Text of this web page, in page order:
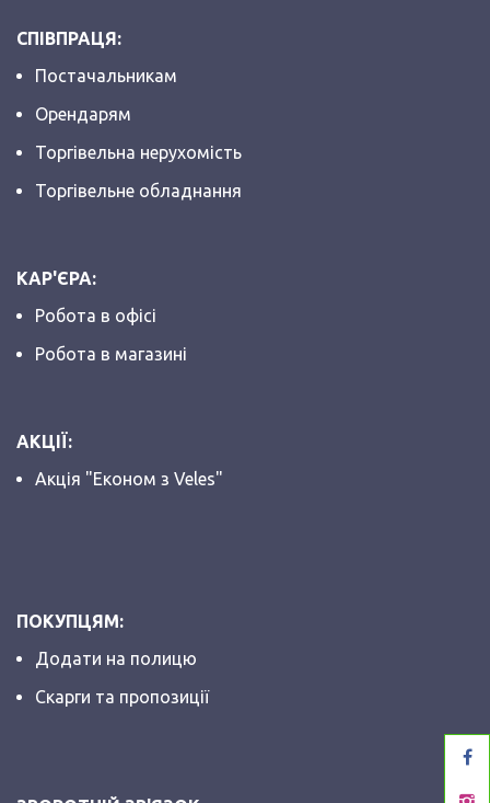
СПІВПРАЦЯ:
Постачальникам
Орендарям
Торгівельна нерухомість
Торгівельне обладнання
КАР'ЄРА:
Робота в офісі
Робота в магазині
АКЦІЇ:
Акція "Економ з Veles"
ПОКУПЦЯМ:
Додати на полицю
Скарги та пропозиції